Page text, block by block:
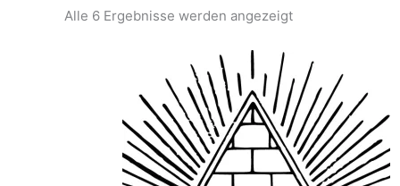
Alle 6 Ergebnisse werden angezeigt